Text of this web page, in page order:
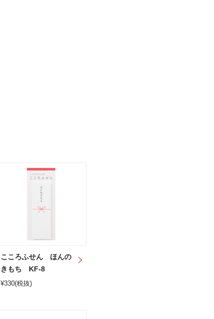
こころふせん ほんの
きもち KF-8
¥330(税抜)